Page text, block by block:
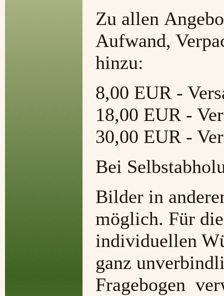
Zu allen
Aufwand,
hinzu:
8,00 EUR -
18,00 EUR -
30,00 EUR -
Bei
Bilder in
möglich. Für
individuellen
ganz
Fragebogen